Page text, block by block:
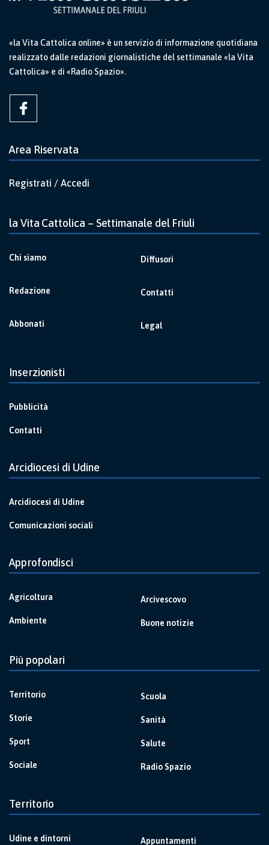
«la Vita Cattolica online» è un servizio di informazione quotidiana
realizzato dalle redazioni giornalistiche del settimanale «la Vita
Cattolica» e di «Radio Spazio».
Area Riservata
Registrati / Accedi
la Vita Cattolica – Settimanale del Friuli
Chi siamo
Redazione
Abbonati
Diffusori
Contatti
Legal
Inserzionisti
Pubblicità
Contatti
Arcidiocesi di Udine
Arcidiocesi di Udine
Comunicazioni sociali
Approfondisci
Agricoltura
Ambiente
Arcivescovo
Buone notizie
Più popolari
Territorio
Storie
Sport
Sociale
Scuola
Sanità
Salute
Radio Spazio
Territorio
Udine e dintorni Appuntamenti